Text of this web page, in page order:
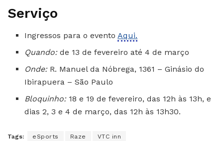
Serviço
Ingressos para o evento Aqui.
Quando:de 13 de fevereiro até 4 de março
Onde:R. Manuel da Nóbrega, 1361 – Ginásio do
Ibirapuera – São Paulo
Bloquinho:18 e 19 de fevereiro, das 12h às 13h, e
dias 2, 3 e 4 de março, das 12h às 13h30.
Tags: eSports Raze VTC inn